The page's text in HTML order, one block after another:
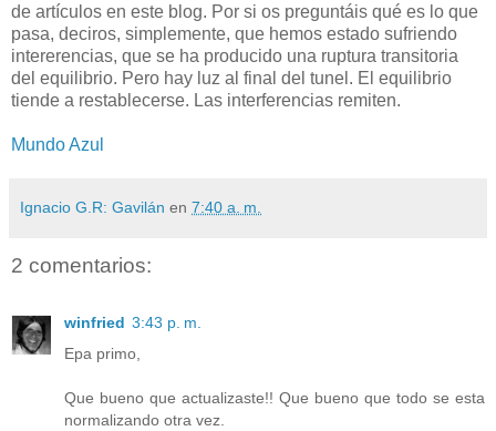
de artículos en este blog. Por si os preguntáis qué es lo que
pasa, deciros, simplemente, que hemos estado sufriendo
intererencias, que se ha producido una ruptura transitoria
del equilibrio. Pero hay luz al final del tunel. El equilibrio
tiende a restablecerse. Las interferencias remiten.
Mundo Azul
Ignacio G.R: Gavilán en 7:40 a. m.
2 comentarios:
winfried 3:43 p. m.
Epa primo,
Que bueno que actualizaste!! Que bueno que todo se esta
normalizando otra vez.